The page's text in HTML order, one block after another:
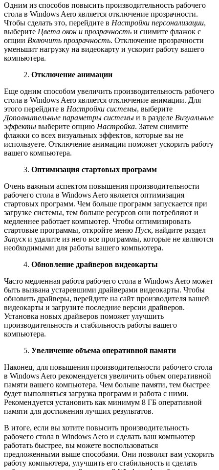
Одним из способов повысить производительность рабочего
стола в Windows Aero является отключение прозрачности.
Чтобы сделать это, перейдите в Настройки персонализации,
выберите Цвета окон и прозрачность и снимите флажок с
опции Включить прозрачность. Отключение прозрачности
уменьшит нагрузку на видеокарту и ускорит работу вашего
компьютера.
2. Отключение анимации
Еще одним способом увеличить производительность рабочего
стола в Windows Aero является отключение анимации. Для
этого перейдите в Настройки системы, выберите
Дополнительные параметры системы и в разделе Визуальные
эффекты выберите опцию Настройка. Затем снимите
флажки со всех визуальных эффектов, которые вы не
используете. Отключение анимации поможет ускорить работу
вашего компьютера.
3. Оптимизация стартовых программ
Очень важным аспектом повышения производительности
рабочего стола в Windows Aero является оптимизация
стартовых программ. Чем больше программ запускается при
загрузке системы, тем больше ресурсов они потребляют и
медленнее работает компьютер. Чтобы оптимизировать
стартовые программы, откройте меню Пуск, найдите раздел
Запуски удалите из него все программы, которые не являются
необходимыми для работы вашего компьютера.
4. Обновление драйверов видеокарты
Часто медленная работа рабочего стола в Windows Aero может
быть вызвана устаревшими драйверами видеокарты. Чтобы
обновить драйверы, перейдите на сайт производителя вашей
видеокарты и загрузите последние версии драйверов.
Установка новых драйверов поможет улучшить
производительность и стабильность работы вашего
компьютера.
5. Увеличение объема оперативной памяти
Наконец, для повышения производительности рабочего стола
в Windows Aero рекомендуется увеличить объем оперативной
памяти вашего компьютера. Чем больше памяти, тем быстрее
будет выполняться загрузка программ и работа с ними.
Рекомендуется установить как минимум 8 ГБ оперативной
памяти для достижения лучших результатов.
В итоге, если вы хотите повысить производительность
рабочего стола в Windows Aero и сделать ваш компьютер
работать быстрее, вы можете воспользоваться
предложенными выше способами. Они позволят вам ускорить
работу компьютера, улучшить его стабильность и сделать